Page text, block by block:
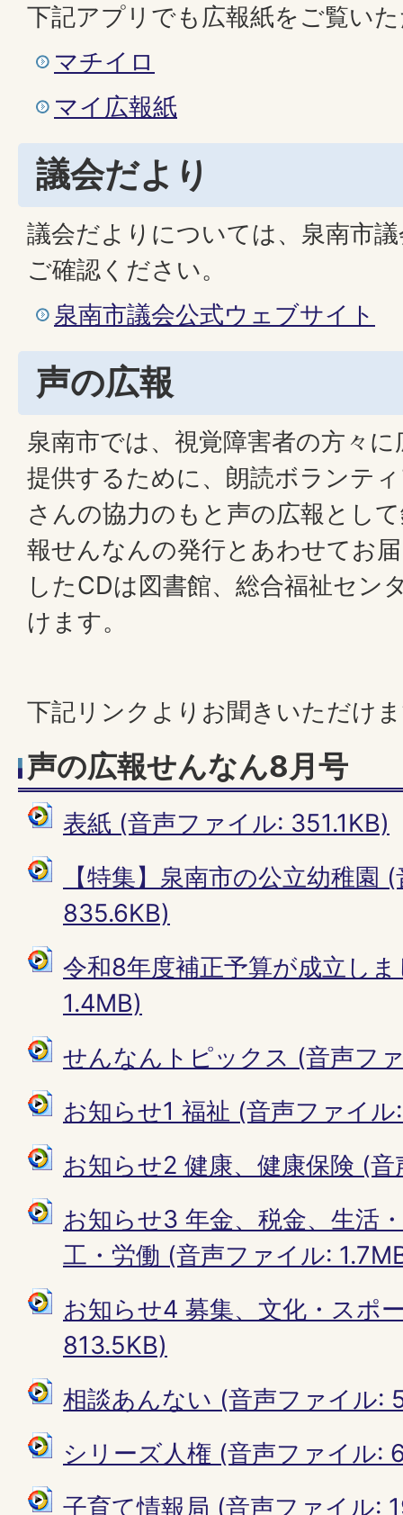
下記アプリでも広報紙をご覧い
マチイロ
マイ広報紙
議会だより
議会だよりについては、泉南市
ご確認ください。
泉南市議会公式ウェブサイト
声の広報
泉南市では、視覚障害者の方々
提供するために、朗読ボランテ
さんの協力のもと声の広報とし
報せんなんの発行とあわせてお
したCDは図書館、総合福祉セン
けます。
下記リンクよりお聞きいただけ
声の広報せんなん8月号
表紙 (音声ファイル: 351.1KB)
【特集】泉南市の公立幼稚園
835.6KB)
令和8年度補正予算が成立し
1.4MB)
せんなんトピックス (音声フ
お知らせ1 福祉 (音声ファイ
お知らせ2 健康、健康保険 (
お知らせ3 年金、税金、生活
工・労働 (音声ファイル:
お知らせ4 募集、文化・スポ
813.5KB)
相談あんない (音声ファイル:
シリーズ人権 (音声ファイル:
子育て情報局 (音声ファイル: